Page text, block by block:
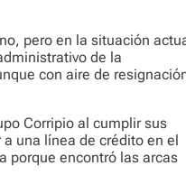
pero en la situación
de la
con aire de
Corripio al cumplir sus
una línea de crédito en el
porque encontró las arcas